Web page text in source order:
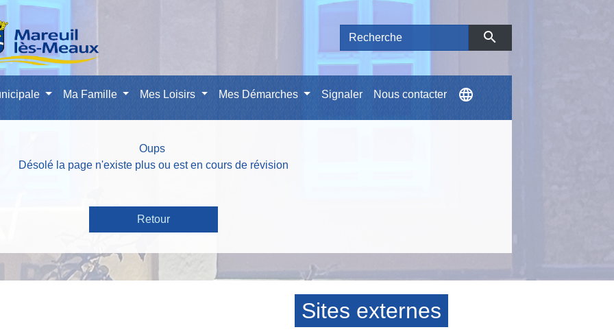
search
Ma Famille Mes Loisirs Mes Démarches Signaler Nous contacter language
Oups
Désolé la page n'existe plus ou est en cours de révision
Retour
Sites externes